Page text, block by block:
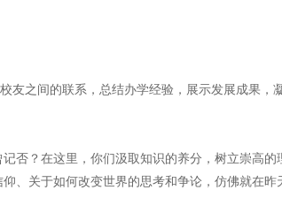
之间的联系，总结办学经验，展示发展成果，
否？在这里，你们汲取知识的养分，树立崇高
、关于如何改变世界的思考和争论，仿佛就在昨